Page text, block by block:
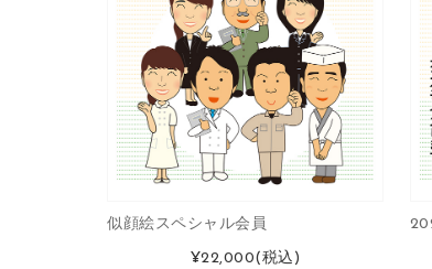
似顔絵スペシャル会員
¥22,000(税込)